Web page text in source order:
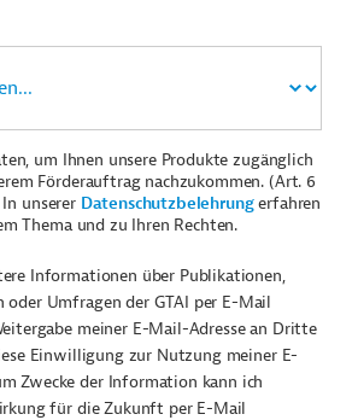
um Ihnen unsere Produkte zugänglich
Förderauftrag nachzukommen. (Art. 6
unserer Datenschutzbelehrungerfahren
Thema und zu Ihren Rechten.
Informationen über Publikationen,
oder Umfragen der GTAI per E-Mail
meiner E-Mail-Adresse an Dritte
Einwilligung zur Nutzung meiner E-
Zwecke der Information kann ich
für die Zukunft per E-Mail